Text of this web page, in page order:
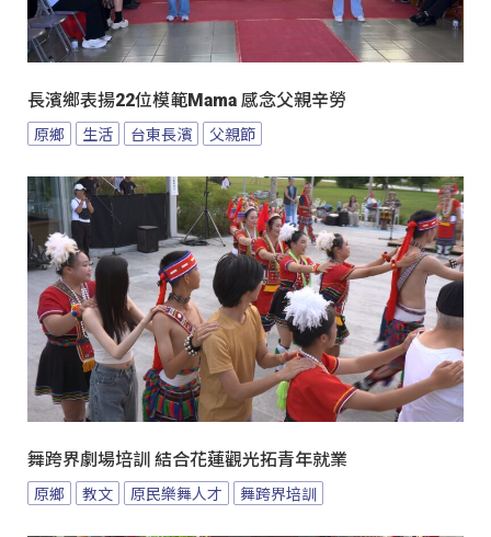
長濱鄉表揚22位模範Mama 感念父親辛勞
原鄉 生活 台東長濱 父親節
舞跨界劇場培訓 結合花蓮觀光拓青年就業
原鄉 教文 原民樂舞人才 舞跨界培訓